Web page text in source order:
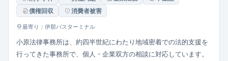
債権回収
消費者被害
最寄り：伊那バスターミナル
小原法律事務所は、約四半世紀にわたり地域密着での法的支援を
行ってきた事務所で、個人・企業双方の相談に対応しています。